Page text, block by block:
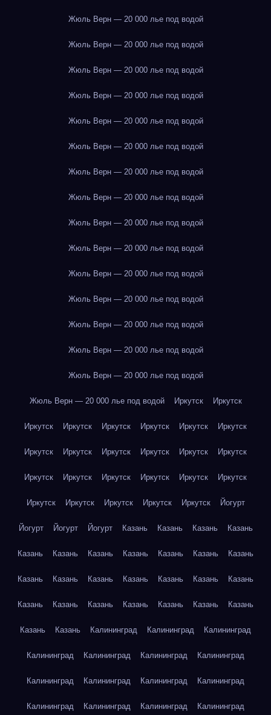
Жюль Верн — 20 000 лье под водой
Жюль Верн — 20 000 лье под водой
Жюль Верн — 20 000 лье под водой
Жюль Верн — 20 000 лье под водой
Жюль Верн — 20 000 лье под водой
Жюль Верн — 20 000 лье под водой
Жюль Верн — 20 000 лье под водой
Жюль Верн — 20 000 лье под водой
Жюль Верн — 20 000 лье под водой
Жюль Верн — 20 000 лье под водой
Жюль Верн — 20 000 лье под водой
Жюль Верн — 20 000 лье под водой
Жюль Верн — 20 000 лье под водой
Жюль Верн — 20 000 лье под водой
Жюль Верн — 20 000 лье под водой
Жюль Верн — 20 000 лье под водой Иркутск Иркутск
Иркутск Иркутск Иркутск Иркутск Иркутск Иркутск
Иркутск Иркутск Иркутск Иркутск Иркутск Иркутск
Иркутск Иркутск Иркутск Иркутск Иркутск Иркутск
Иркутск Иркутск Иркутск Иркутск Иркутск Йогурт
Йогурт Йогурт Йогурт Казань Казань Казань Казань
Казань Казань Казань Казань Казань Казань Казань
Казань Казань Казань Казань Казань Казань Казань
Казань Казань Казань Казань Казань Казань Казань
Казань Казань Калининград Калининград Калининград
Калининград Калининград Калининград Калининград
Калининград Калининград Калининград Калининград
Калининград Калининград Калининград Калининград